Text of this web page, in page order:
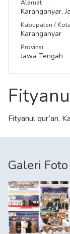
Alamat
Karanganyar,
Kabupaten / Kota
Karanganyar
Provinsi
Jawa Tengah
Fityanul qur’an,
Galeri Foto